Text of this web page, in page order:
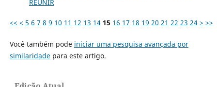
REUNIR
<< < 5 6 7 8 9 10 11 12 13 14 15 16 17 18 19 20 21 22 23 24 > >>
Você também pode iniciar uma pesquisa avançada por
similaridadepara este artigo.